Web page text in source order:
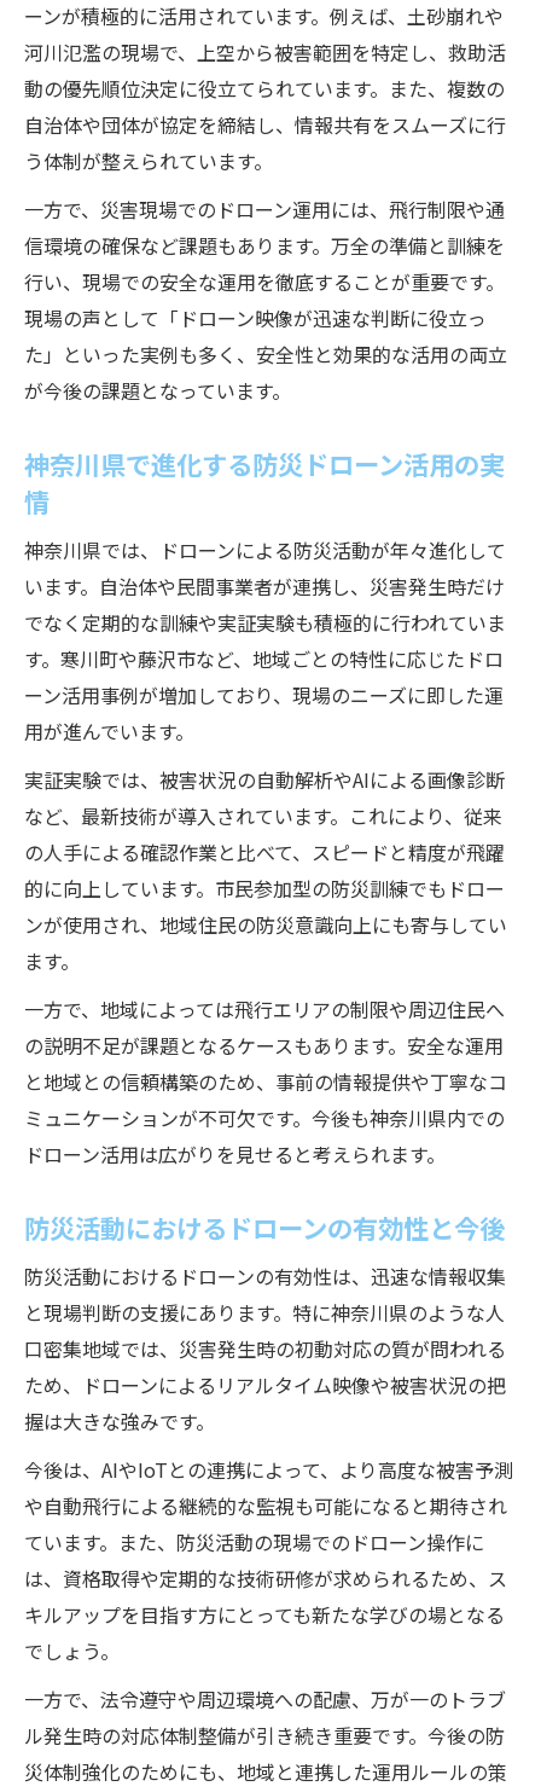
災害対応を支えるドローンの重要性と活用
法
ドローンが担う被害状況把握の新時代
防災現場で期待高まるドローンの実力
は
神奈川の災害対策における新しい飛行技術
ドローン新技術が変える神奈川の災害対策
神奈川県で進化する防災用ドローン飛行法
災害対策を強化する新たなドローン技術導
ドローン運用技術が神奈川防災を支える理
最新ドローン飛行技術の防災現場応用例
ーンが積極的に活用されています。例えば、土砂崩れや
河川氾濫の現場で、上空から被害範囲を特定し、救助活
動の優先順位決定に役立てられています。また、複数の
自治体や団体が協定を締結し、情報共有をスムーズに行
う体制が整えられています。
一方で、災害現場でのドローン運用には、飛行制限や通
信環境の確保など課題もあります。万全の準備と訓練を
行い、現場での安全な運用を徹底することが重要です。
現場の声として「ドローン映像が迅速な判断に役立っ
た」といった実例も多く、安全性と効果的な活用の両立
が今後の課題となっています。
神奈川県で進化する防災ドローン活用の実
情
神奈川県では、ドローンによる防災活動が年々進化して
います。自治体や民間事業者が連携し、災害発生時だけ
でなく定期的な訓練や実証実験も積極的に行われていま
す。寒川町や藤沢市など、地域ごとの特性に応じたドロ
ーン活用事例が増加しており、現場のニーズに即した運
用が進んでいます。
実証実験では、被害状況の自動解析やAIによる画像診断
など、最新技術が導入されています。これにより、従来
の人手による確認作業と比べて、スピードと精度が飛躍
的に向上しています。市民参加型の防災訓練でもドロー
ンが使用され、地域住民の防災意識向上にも寄与してい
ます。
一方で、地域によっては飛行エリアの制限や周辺住民へ
の説明不足が課題となるケースもあります。安全な運用
と地域との信頼構築のため、事前の情報提供や丁寧なコ
ミュニケーションが不可欠です。今後も神奈川県内での
ドローン活用は広がりを見せると考えられます。
防災活動におけるドローンの有効性と今後
防災活動におけるドローンの有効性は、迅速な情報収集
と現場判断の支援にあります。特に神奈川県のような人
口密集地域では、災害発生時の初動対応の質が問われる
ため、ドローンによるリアルタイム映像や被害状況の把
握は大きな強みです。
今後は、AIやIoTとの連携によって、より高度な被害予測
や自動飛行による継続的な監視も可能になると期待され
ています。また、防災活動の現場でのドローン操作に
は、資格取得や定期的な技術研修が求められるため、ス
キルアップを目指す方にとっても新たな学びの場となる
でしょう。
一方で、法令遵守や周辺環境への配慮、万が一のトラブ
ル発生時の対応体制整備が引き続き重要です。今後の防
災体制強化のためにも、地域と連携した運用ルールの策